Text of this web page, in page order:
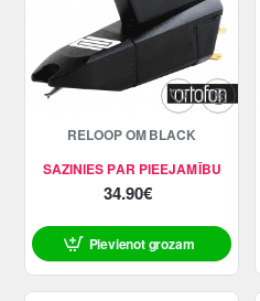
SAZINIES PAR PIEEJAMĪBU
RELOOP OM BLACK
34.90€
Pievienot grozam